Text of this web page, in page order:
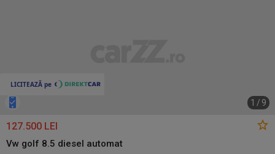
1 / 9
127.500 LEI
Vw golf 8.5 diesel automat